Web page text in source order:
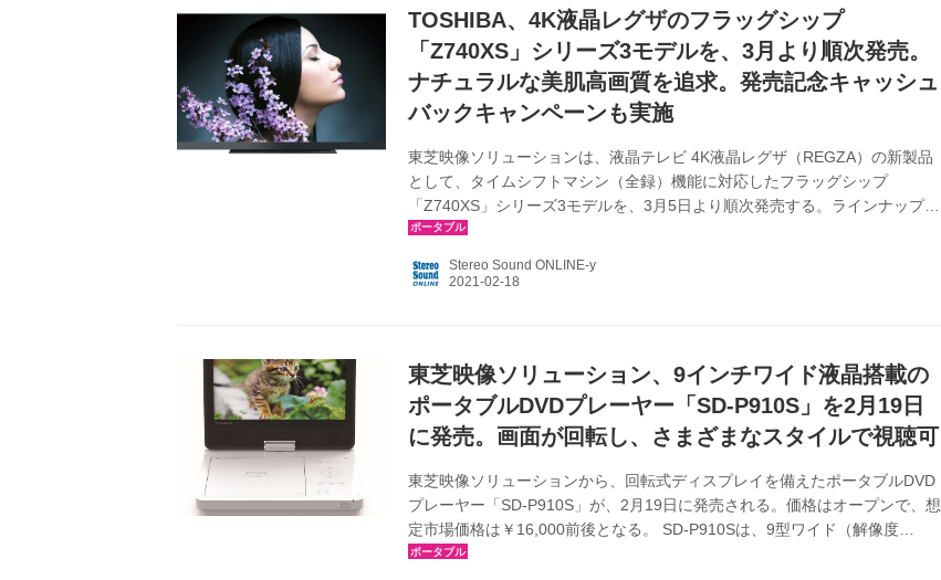
TOSHIBA、4K液晶レグザのフラッグシップ
「Z740XS」シリーズ3モデルを、3月より順次発売。
ナチュラルな美肌高画質を追求。発売記念キャッシュ
バックキャンペーンも実施
東芝映像ソリューションは、液晶テレビ 4K液晶レグザ（REGZA）の新製品
として、タイムシフトマシン（全録）機能に対応したフラッグシップ
「Z740XS」シリーズ3モデルを、3月5日より順次発売する。ラインナップと
価格は下記の通り。 65Z740XS オープン価格（想定市場価格￥280,000前
売 50Z740XS オープン価格 4月発売 Z740XSは、昨春発売の「Z740X」の後
Stereo Sound ONLINE-y
東芝映像ソリューション、9インチワイド液晶搭載の
ポータブルDVDプレーヤー「SD-P910S」を2月19日
に発売。画面が回転し、さまざまなスタイルで視聴可
東芝映像ソリューションから、回転式ディスプレイを備えたポータブルDVD
プレーヤー「SD-P910S」が、2月19日に発売される。価格はオープンで、想
定市場価格は￥16,000前後となる。 SD-P910Sは、9型ワイド（解像度
800×480）の液晶モニターを備えたポータブルプレーヤー。現行、10.1型ワ